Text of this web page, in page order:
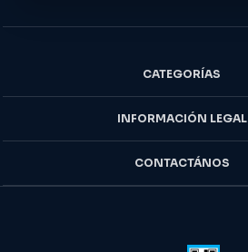
CATEGORÍAS
INFORMACIÓN LEGAL
CONTACTÁNOS